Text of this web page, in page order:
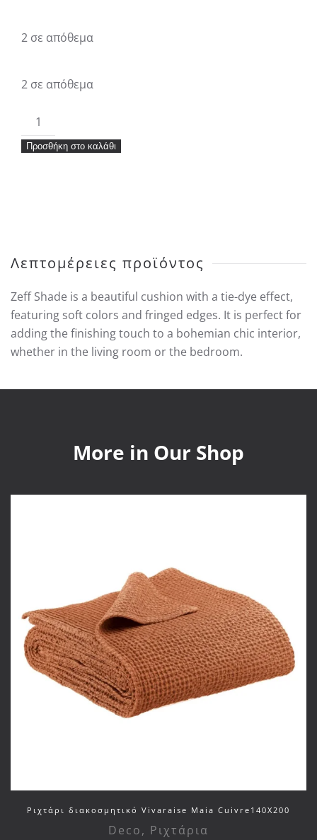
2 σε απόθεμα
2 σε απόθεμα
Μαξιλάρι
διακοσμητικό
Vivaraise
Προσθήκη στο καλάθι
Λεπτομέρειες προϊόντος
Zeff Shade is a beautiful cushion with a tie-dye effect,
featuring soft colors and fringed edges. It is perfect for
adding the finishing touch to a bohemian chic interior,
whether in the living room or the bedroom.
More in Our Shop
Ριχτάρι διακοσμητικό Vivaraise Maia Cuivre140X200
Deco, Ριχτάρια